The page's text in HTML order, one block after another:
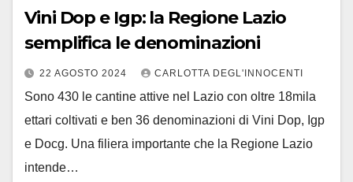
Vini Dop e Igp: la Regione Lazio
semplifica le denominazioni
22 AGOSTO 2024 CARLOTTA DEGL'INNOCENTI
Sono 430 le cantine attive nel Lazio con oltre 18mila
ettari coltivati e ben 36 denominazioni di Vini Dop, Igp
e Docg. Una filiera importante che la Regione Lazio
intende…